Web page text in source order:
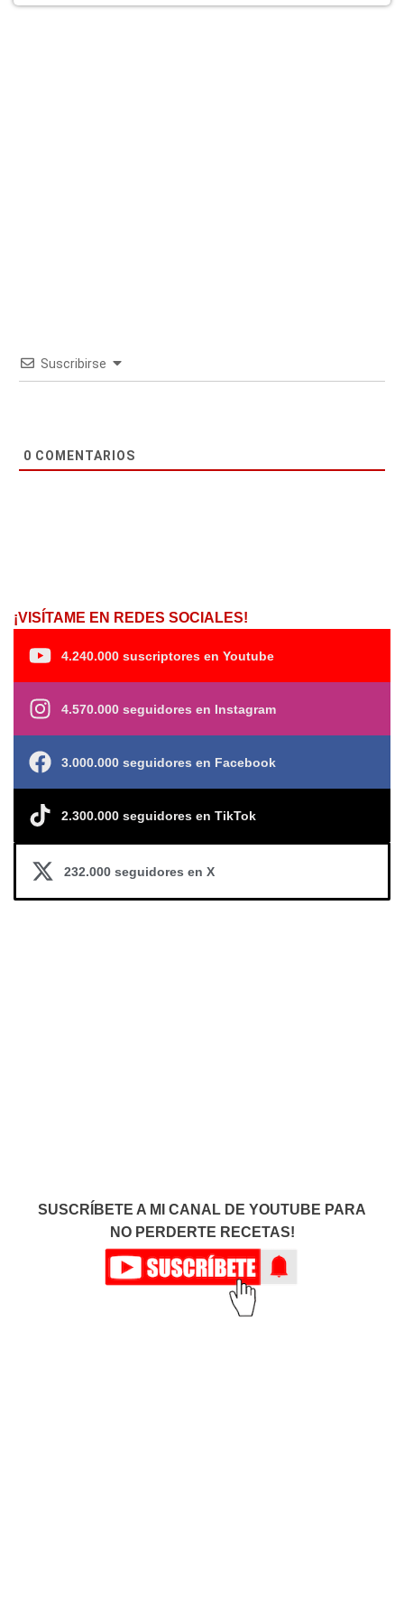
Suscribirse
0 COMENTARIOS
¡VISÍTAME EN REDES SOCIALES!
4.240.000 suscriptores en Youtube
4.570.000 seguidores en Instagram
3.000.000 seguidores en Facebook
2.300.000 seguidores en TikTok
232.000 seguidores en X
SUSCRÍBETE A MI CANAL DE YOUTUBE PARA
NO PERDERTE RECETAS!